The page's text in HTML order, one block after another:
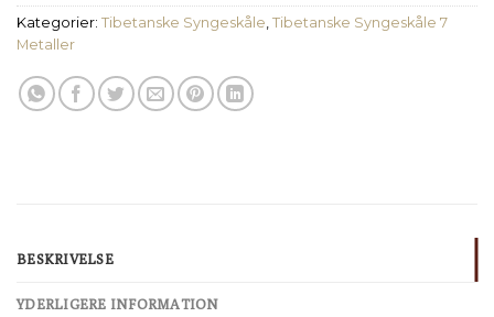
Kategorier: Tibetanske Syngeskåle Tibetanske Syngeskåle 7
Metaller
BESKRIVELSE
YDERLIGERE INFORMATION